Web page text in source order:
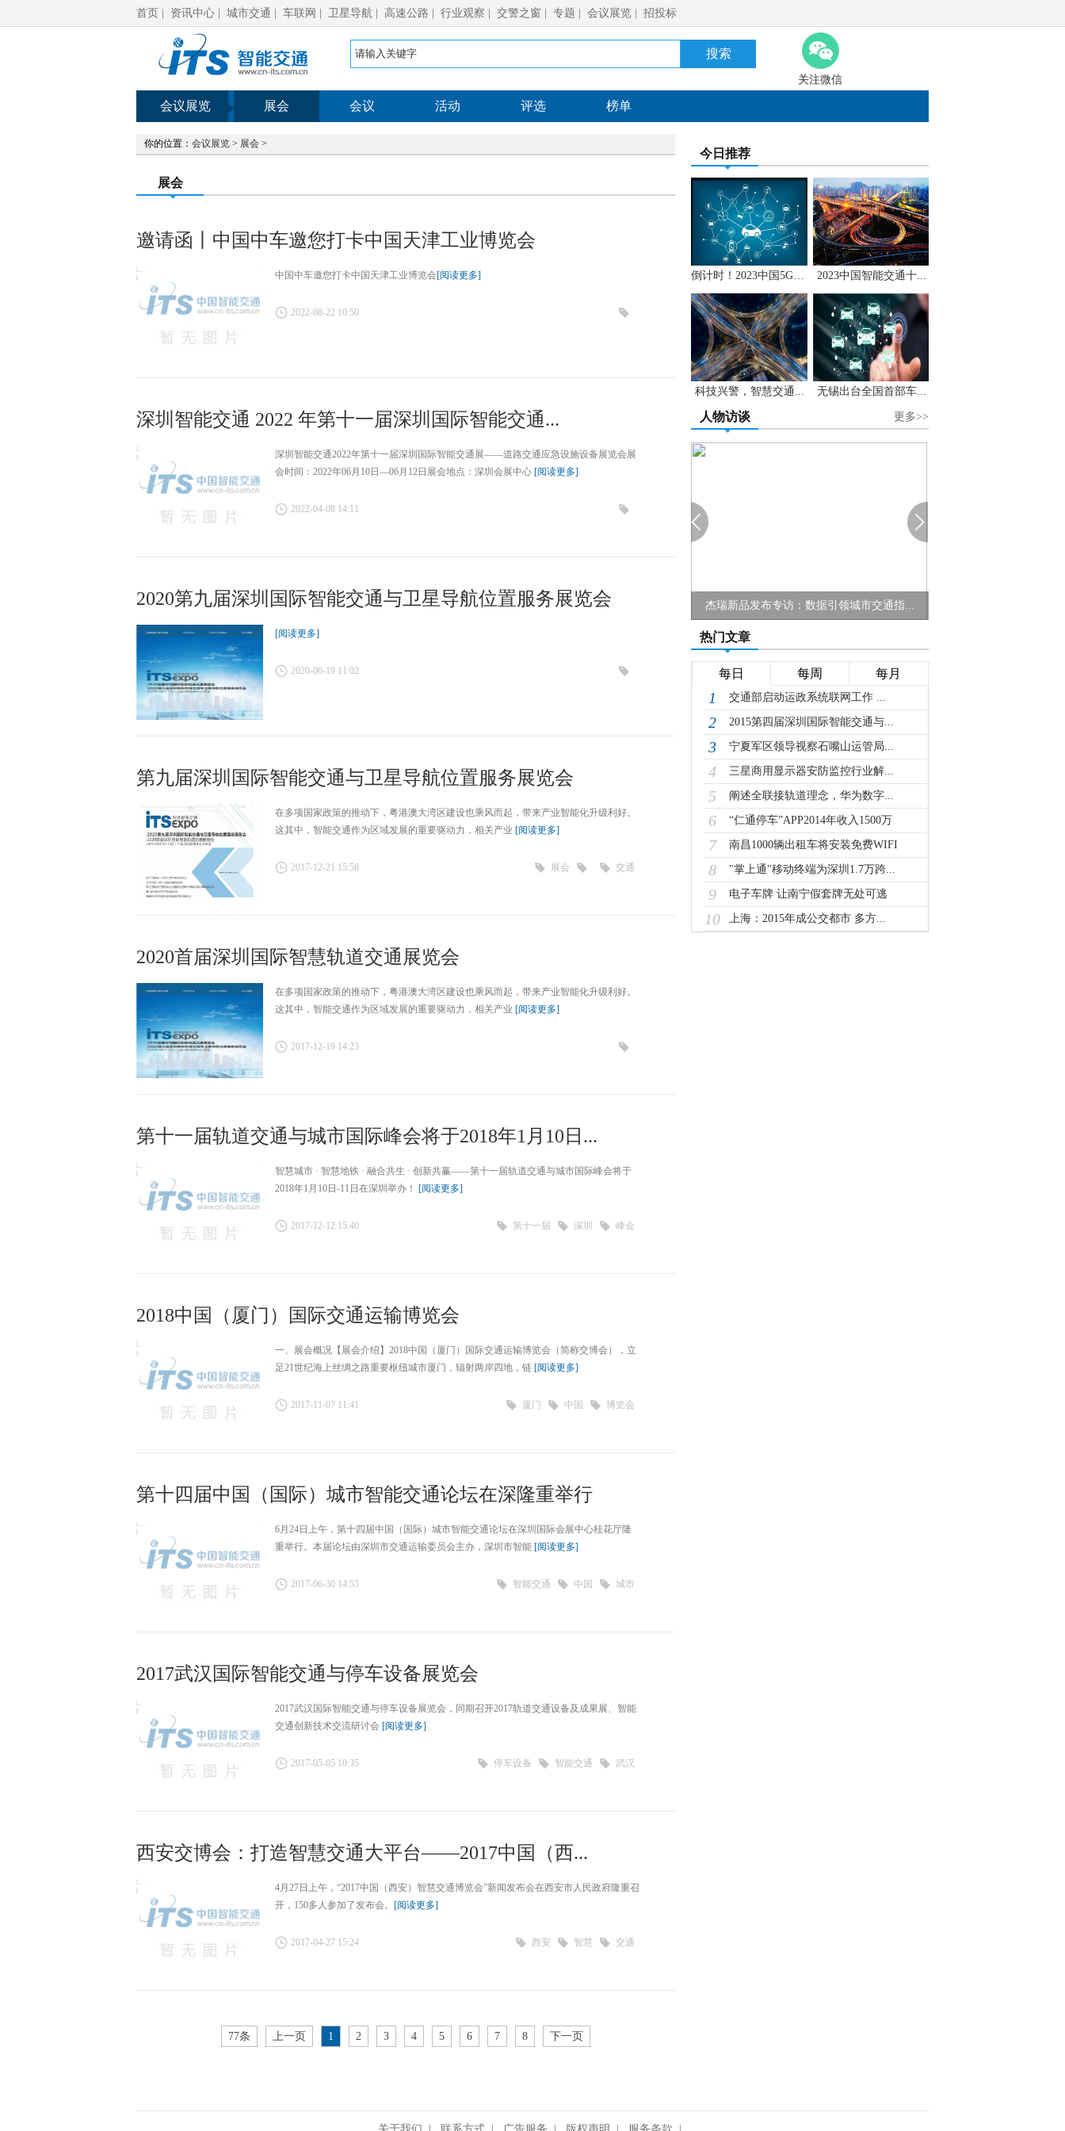
首页 资讯中心 城市交通 车联网 卫星导航 高速公路 行业观察 交警之窗 专题 会议展览 招投标
搜索
关注微信
会议展览 展会 会议 活动 评选 榜单
你的位置： 会议展览 > 展会 >
展会
邀请函丨中国中车邀您打卡中国天津工业博览会
中国中车邀您打卡中国天津工业博览会[阅读更多]
2022-08-22 10:50
深圳智能交通 2022 年第十一届深圳国际智能交通...
深圳智能交通2022年第十一届深圳国际智能交通展——道路交通应急设施设备展览会展
会时间：2022年06月10日—06月12日展会地点：深圳会展中心 [阅读更多]
2022-04-08 14:11
2020第九届深圳国际智能交通与卫星导航位置服务展览会
[阅读更多]
2020-06-19 11:02
第九届深圳国际智能交通与卫星导航位置服务展览会
在多项国家政策的推动下，粤港澳大湾区建设也乘风而起，带来产业智能化升级利好。
这其中，智能交通作为区域发展的重要驱动力，相关产业 [阅读更多]
2017-12-21 15:58 展会 交通
2020首届深圳国际智慧轨道交通展览会
在多项国家政策的推动下，粤港澳大湾区建设也乘风而起，带来产业智能化升级利好。
这其中，智能交通作为区域发展的重要驱动力，相关产业 [阅读更多]
2017-12-19 14:23
第十一届轨道交通与城市国际峰会将于2018年1月10日...
智慧城市 · 智慧地铁 · 融合共生 · 创新共赢——第十一届轨道交通与城市国际峰会将于
2018年1月10日-11日在深圳举办！ [阅读更多]
2017-12-12 15:40 第十一届 深圳 峰会
2018中国（厦门）国际交通运输博览会
一、展会概况【展会介绍】2018中国（厦门）国际交通运输博览会（简称交博会），立
足21世纪海上丝绸之路重要枢纽城市厦门，辐射两岸四地，链 [阅读更多]
2017-11-07 11:41 厦门 中国 博览会
第十四届中国（国际）城市智能交通论坛在深隆重举行
6月24日上午，第十四届中国（国际）城市智能交通论坛在深圳国际会展中心桂花厅隆
重举行。本届论坛由深圳市交通运输委员会主办，深圳市智能 [阅读更多]
2017-06-30 14:55 智能交通 中国 城市
2017武汉国际智能交通与停车设备展览会
2017武汉国际智能交通与停车设备展览会，同期召开2017轨道交通设备及成果展、智能
交通创新技术交流研讨会 [阅读更多]
2017-05-05 10:35 停车设备 智能交通 武汉
西安交博会：打造智慧交通大平台——2017中国（西...
4月27日上午，“2017中国（西安）智慧交通博览会”新闻发布会在西安市人民政府隆重召
开，150多人参加了发布会。 [阅读更多]
2017-04-27 15:24 西安 智慧 交通
77条 上一页 1 2 3 4 5 6 7 8 下一页
今日推荐
倒计时！2023中国5G+... 2023中国智能交通十...
科技兴警，智慧交通... 无锡出台全国首部车...
人物访谈 更多>>
鲍逸明荣获“上海市劳动模范 （先进工... 杰瑞新品发布专访：数据引领城市交通指... 苏州科达董事长陈冬根：把99%的算法落地...
热门文章
每日 每周 每月
1 交通部启动运政系统联网工作 ...
2 2015第四届深圳国际智能交通与...
3 宁夏军区领导视察石嘴山运管局...
4 三星商用显示器安防监控行业解...
5 阐述全联接轨道理念，华为数字...
6 “仁通停车”APP2014年收入1500万
7 南昌1000辆出租车将安装免费WIFI
8 "掌上通"移动终端为深圳1.7万跨...
9 电子车牌 让南宁假套牌无处可逃
10 上海：2015年成公交都市 多方...